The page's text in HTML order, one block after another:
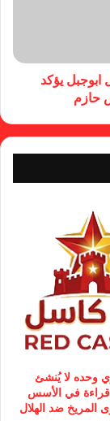
ابوجبل يؤكد
حازم
وحده لا يُنشئ
قراءة في الأسس
المريخ ضد الهلال